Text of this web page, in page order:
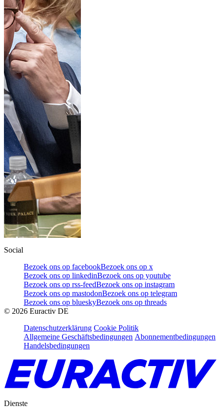
Social
Bezoek ons op facebookBezoek ons op x
Bezoek ons op linkedinBezoek ons op youtube
Bezoek ons op rss-feedBezoek ons op instagram
Bezoek ons op mastodonBezoek ons op telegram
Bezoek ons op blueskyBezoek ons op threads
© 2026 Euractiv DE
Datenschutzerklärung Cookie Politik
Allgemeine Geschäftsbedingungen Abonnementbedingungen
Handelsbedingungen
Dienste